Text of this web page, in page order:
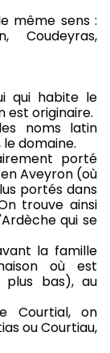
même sens :
Coudeyras,
qui habite le
est originaire.
noms latin
domaine.
porté
Aveyron (où
portés dans
trouve ainsi
qui se
la famille
où est
plus bas), au
Courtial, on
ou Courtiau,